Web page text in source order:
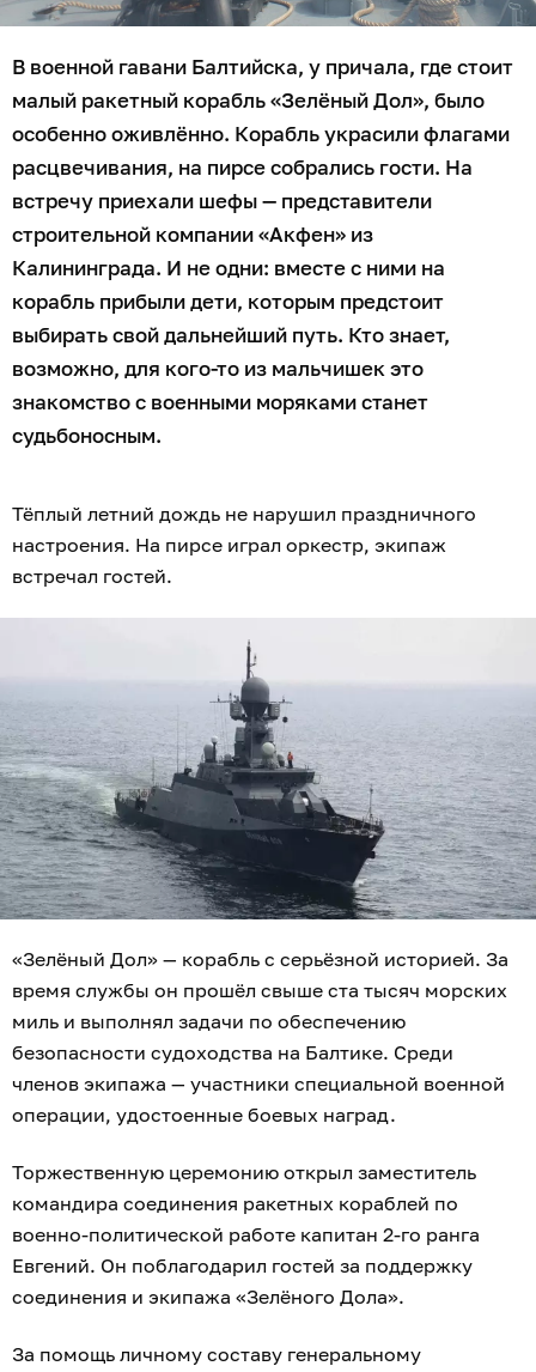
В военной гавани Балтийска, у причала, где стоит
малый ракетный корабль «Зелёный Дол», было
особенно оживлённо. Корабль украсили флагами
расцвечивания, на пирсе собрались гости. На
встречу приехали шефы — представители
строительной компании «Акфен» из
Калининграда. И не одни: вместе с ними на
корабль прибыли дети, которым предстоит
выбирать свой дальнейший путь. Кто знает,
возможно, для кого-то из мальчишек это
знакомство с военными моряками станет
судьбоносным.
Тёплый летний дождь не нарушил праздничного
настроения. На пирсе играл оркестр, экипаж
встречал гостей.
«Зелёный Дол» — корабль с серьёзной историей. За
время службы он прошёл свыше ста тысяч морских
миль и выполнял задачи по обеспечению
безопасности судоходства на Балтике. Среди
членов экипажа — участники специальной военной
операции, удостоенные боевых наград.
Торжественную церемонию открыл заместитель
командира соединения ракетных кораблей по
военно-политической работе капитан 2-го ранга
Евгений. Он поблагодарил гостей за поддержку
соединения и экипажа «Зелёного Дола».
За помощь личному составу генеральному